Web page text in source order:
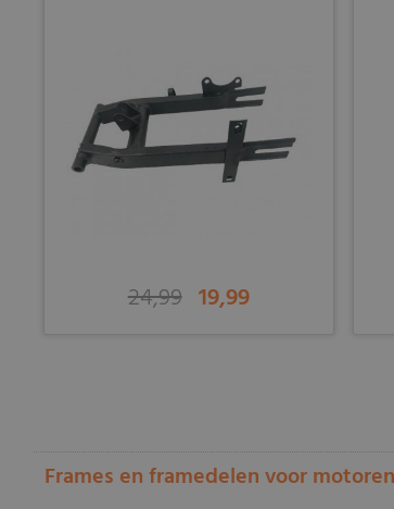
24,99 19,99
Frames en framedelen voor